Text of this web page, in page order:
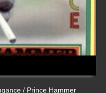
/ Prince Hammer